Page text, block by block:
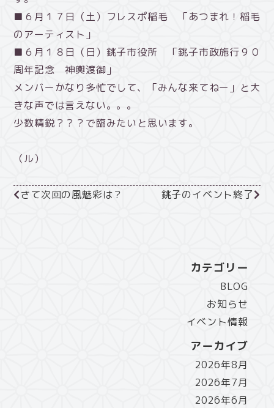
■６月１７日（土）フレスポ稲毛 「あつまれ！稲毛
のアーティスト」
■６月１８日（日）銚子市役所 「銚子市政施行９０
周年記念 神輿渡御」
メンバーかなり多忙でして、「みんな来てねー」と大
きな声では言えない。。。
少数精鋭？？？で臨みたいと思います。
（ル）
さて次回の風魅彩は？ 銚子のイベント終了
カテゴリー
BLOG
お知らせ
イベント情報
アーカイブ
2026年8月
2026年7月
2026年6月